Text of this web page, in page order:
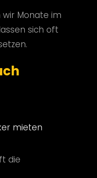
Monate im
sich oft
mieten
die